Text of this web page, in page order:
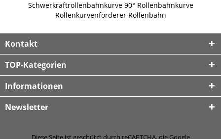
Schwerkraftrollenbahnkurve 90° Rollenbahnkurve
Rollenkurvenförderer Rollenbahn
Kontakt
TOP-Kategorien
Informationen
Newsletter
Diese Seite ist geschützt durch reCAPTCHA, die Google